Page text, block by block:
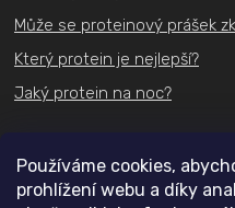
Používáme cookies,
prohlížení webu a díky
Může se proteinový prášek
Který protein je nejlepší?
Jaký protein na noc?
Kontakt